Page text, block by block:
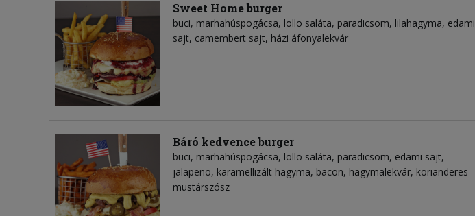
Sweet Home burger
buci, marhahúspogácsa, lollo saláta, paradicsom, lilahagyma, edami
sajt, camembert sajt, házi áfonyalekvár
Báró kedvence burger
buci, marhahúspogácsa, lollo saláta, paradicsom, edami sajt,
jalapeno, karamellizált hagyma, bacon, hagymalekvár, korianderes
mustárszósz